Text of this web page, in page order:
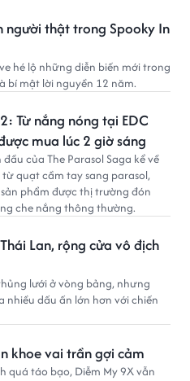
người thật trong Spooky In
hé lộ những diễn biến mới trong
bí mật lời nguyền 12 năm.
Từ nắng nóng tại EDC
mua lúc 2 giờ sáng
đầu của The Parasol Saga kể về
quạt cầm tay sang parasol,
phẩm được thị trường đón
che nắng thông thường.
Lan, rộng cửa vô địch
lưới ở vòng bảng, nhưng
nhiều dấu ấn lớn hơn với chiến
khoe vai trần gợi cảm
quá táo bạo, Diễm My 9X vẫn